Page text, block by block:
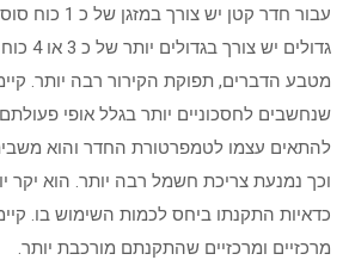
עבור חדר קטן יש
גדולים
מטבע הדברים, תפוקת הקירור רבה יותר.
שנחשבים לחסכוניים יותר בגלל אופי
להתאים עצמו לטמפרטורת החדר והוא
וכך נמנעת צריכת חשמל רבה יותר. הוא יקר
כדאיות התקנתו ביחס לכמות השימוש בו.
מרכזיים ומרכזיים שהתקנתם מורכבת יותר.